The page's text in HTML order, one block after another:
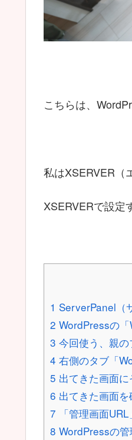
こちらは、
私はXSERVER（
XSERVERで設定
1 ServerPanel（
2 WordPressの
3 今回使う、親の
4 右側のタブ「
5 出てきた画面
6 出てきた画面
7 「管理画面
8 WordPressの